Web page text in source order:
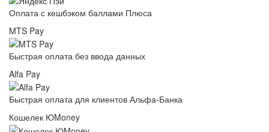
Оплата с кешбэком баллами Плюса
MTS Pay
Быстрая оплата без ввода данных
Alfa Pay
Быстрая оплата для клиентов Альфа-Банка
Кошелек ЮMoney